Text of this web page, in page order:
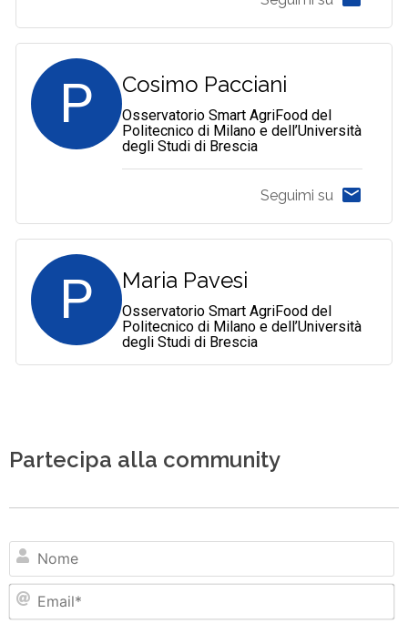
P Cosimo Pacciani
Osservatorio Smart AgriFood del
Politecnico di Milano e dell’Università
degli Studi di Brescia
Seguimi su
P Maria Pavesi
Osservatorio Smart AgriFood del
Politecnico di Milano e dell’Università
degli Studi di Brescia
Partecipa alla community